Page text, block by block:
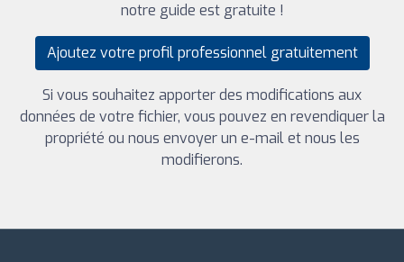
notre guide est gratuite !
Ajoutez votre profil professionnel gratuitement
Si vous souhaitez apporter des modifications aux
données de votre fichier, vous pouvez en revendiquer la
propriété ou nous envoyer un e-mail et nous les
modifierons.